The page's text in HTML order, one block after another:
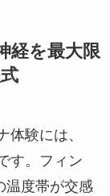
経を最大限
体験には、
す。フィン
温度帯が交感